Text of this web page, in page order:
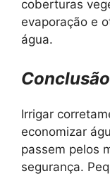
coberturas
evaporação e
água.
Conclusão
Irrigar
economizar
passem pelos
segurança.